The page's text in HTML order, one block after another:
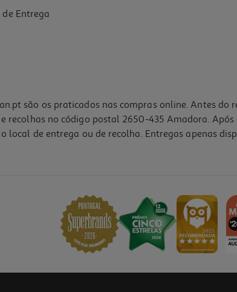
de Entrega
são os praticados nas compras online. Antes
recolhas no código postal 2650-435 Amadora.
local de entrega ou de recolha. Entregas apenas